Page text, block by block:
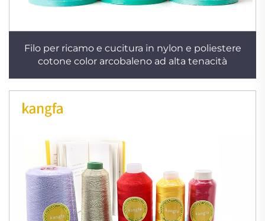
Filo per ricamo e cucitura in nylon e poliestere
cotone color arcobaleno ad alta tenacità